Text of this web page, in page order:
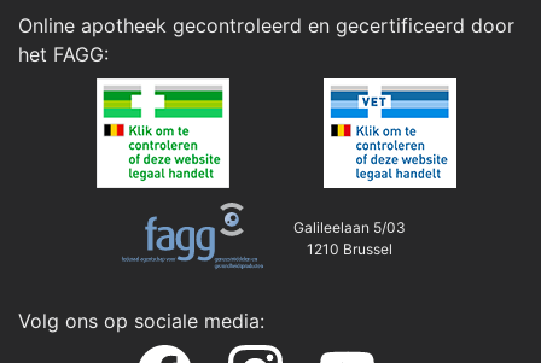
Online apotheek gecontroleerd en gecertificeerd door
het FAGG:
Galileelaan 5/03
1210 Brussel
Volg ons op sociale media: